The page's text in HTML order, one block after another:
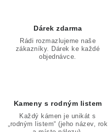
Dárek zdarma
Rádi rozmazlujeme naše
zákazníky. Dárek ke každé
objednávce.
Kameny s rodným listem
Každý kámen je unikát s
„rodným listem“ (jeho název, rok